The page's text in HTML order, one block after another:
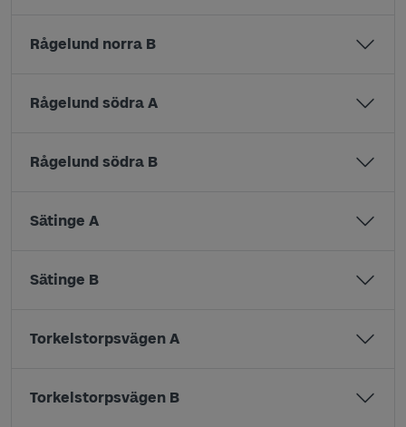
Rågelund norra B
Rågelund södra A
Rågelund södra B
Sätinge A
Sätinge B
Torkelstorpsvägen A
Torkelstorpsvägen B